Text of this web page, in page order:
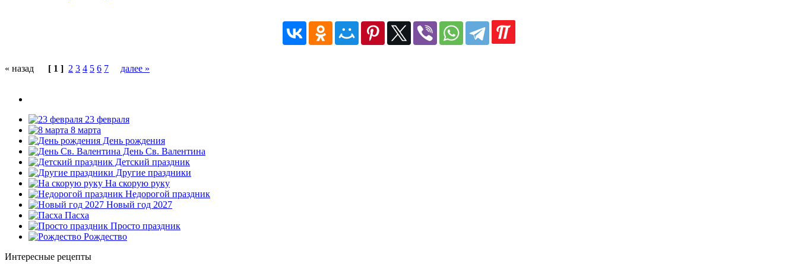
« назад [ 1 ] 2 3 4 5 6 7 далее »
23 февраля
8 марта
День рождения
День Св. Валентина
Детский праздник
Другие праздники
На скорую руку
Недорогой праздник
Новый год 2027
Пасха
Просто праздник
Рождество
Интересные рецепты